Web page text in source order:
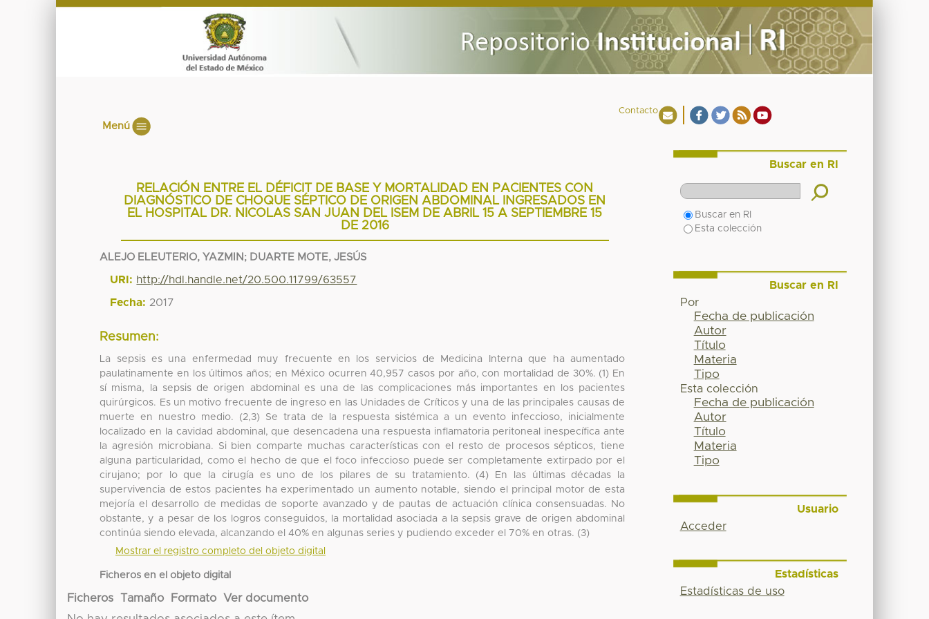
Contacto
Menú
RELACIÓN ENTRE EL DÉFICIT DE BASE Y MORTALIDAD EN PACIENTES CON
DIAGNÓSTICO DE CHOQUE SÉPTICO DE ORIGEN ABDOMINAL INGRESADOS EN
EL HOSPITAL DR. NICOLAS SAN JUAN DEL ISEM DE ABRIL 15 A SEPTIEMBRE 15
DE 2016
ALEJO ELEUTERIO, YAZMIN ; DUARTE MOTE, JESÚS
URI: http://hdl.handle.net/20.500.11799/63557
Fecha: 2017
Resumen:
La sepsis es una enfermedad muy frecuente en los servicios de Medicina Interna que ha aumentado
paulatinamente en los últimos años; en México ocurren 40,957 casos por año, con mortalidad de 30%. (1) En
sí misma, la sepsis de origen abdominal es una de las complicaciones más importantes en los pacientes
quirúrgicos. Es un motivo frecuente de ingreso en las Unidades de Críticos y una de las principales causas de
muerte en nuestro medio. (2,3) Se trata de la respuesta sistémica a un evento infeccioso, inicialmente
localizado en la cavidad abdominal, que desencadena una respuesta inflamatoria peritoneal inespecífica ante
la agresión microbiana. Si bien comparte muchas características con el resto de procesos sépticos, tiene
alguna particularidad, como el hecho de que el foco infeccioso puede ser completamente extirpado por el
cirujano; por lo que la cirugía es uno de los pilares de su tratamiento. (4) En las últimas décadas la
supervivencia de estos pacientes ha experimentado un aumento notable, siendo el principal motor de esta
mejoría el desarrollo de medidas de soporte avanzado y de pautas de actuación clínica consensuadas. No
obstante, y a pesar de los logros conseguidos, la mortalidad asociada a la sepsis grave de origen abdominal
continúa siendo elevada, alcanzando el 40% en algunas series y pudiendo exceder el 70% en otras. (3)
Mostrar el registro completo del objeto digital
Ficheros en el objeto digital
Ficheros Tamaño Formato
Ver documento
Buscar en RI
Buscar en RI
Esta colección
Buscar en RI
Por
Fecha de publicación
Autor
Título
Materia
Tipo
Esta colección
Fecha de publicación
Autor
Título
Materia
Tipo
Usuario
Acceder
Estadísticas
Estadísticas de uso